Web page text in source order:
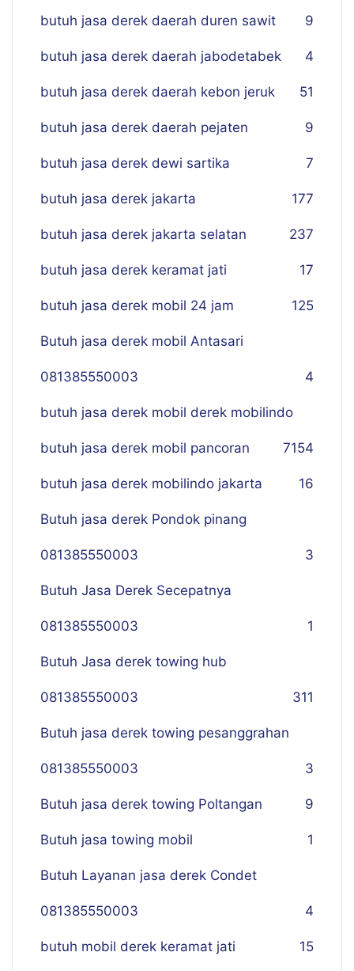
butuh jasa derek daerah duren sawit 9
butuh jasa derek daerah jabodetabek 4
butuh jasa derek daerah kebon jeruk 51
butuh jasa derek daerah pejaten 9
butuh jasa derek dewi sartika 7
butuh jasa derek jakarta 177
butuh jasa derek jakarta selatan 237
butuh jasa derek keramat jati 17
butuh jasa derek mobil 24 jam 125
Butuh jasa derek mobil Antasari
081385550003 4
butuh jasa derek mobil derek mobilindo
154
butuh jasa derek mobil pancoran 7
butuh jasa derek mobilindo jakarta 16
Butuh jasa derek Pondok pinang
081385550003 3
Butuh Jasa Derek Secepatnya
081385550003 1
Butuh Jasa derek towing hub
081385550003 311
Butuh jasa derek towing pesanggrahan
081385550003 3
Butuh jasa derek towing Poltangan 9
Butuh jasa towing mobil 1
Butuh Layanan jasa derek Condet
081385550003 4
butuh mobil derek keramat jati 15